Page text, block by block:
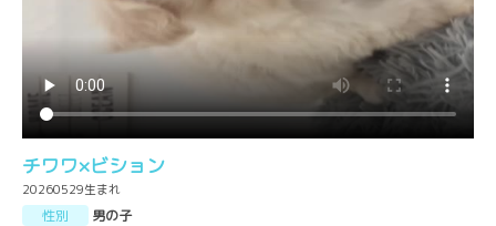
チワワ×ビション
20260529生まれ
性別
男の子